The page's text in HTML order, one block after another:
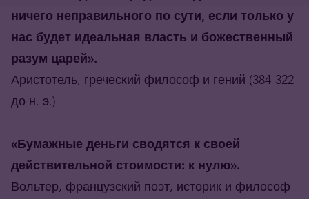
ничего неправильного по сути, если только у
нас будет идеальная власть и божественный
разум царей».
Аристотель, греческий философ и гений (384-322
до н. э.)
«Бумажные деньги сводятся к своей
действительной стоимости: к нулю».
Вольтер, французский поэт, историк и философ